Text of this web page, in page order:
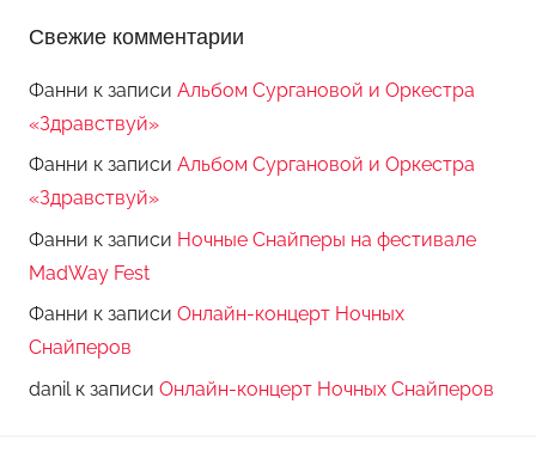
Свежие комментарии
Фанни к записи Альбом Сургановой и Оркестра
«Здравствуй»
Фанни к записи Альбом Сургановой и Оркестра
«Здравствуй»
Фанни к записи Ночные Снайперы на фестивале
MadWay Fest
Фанни к записи Онлайн-концерт Ночных
Снайперов
danil к записи Онлайн-концерт Ночных Снайперов